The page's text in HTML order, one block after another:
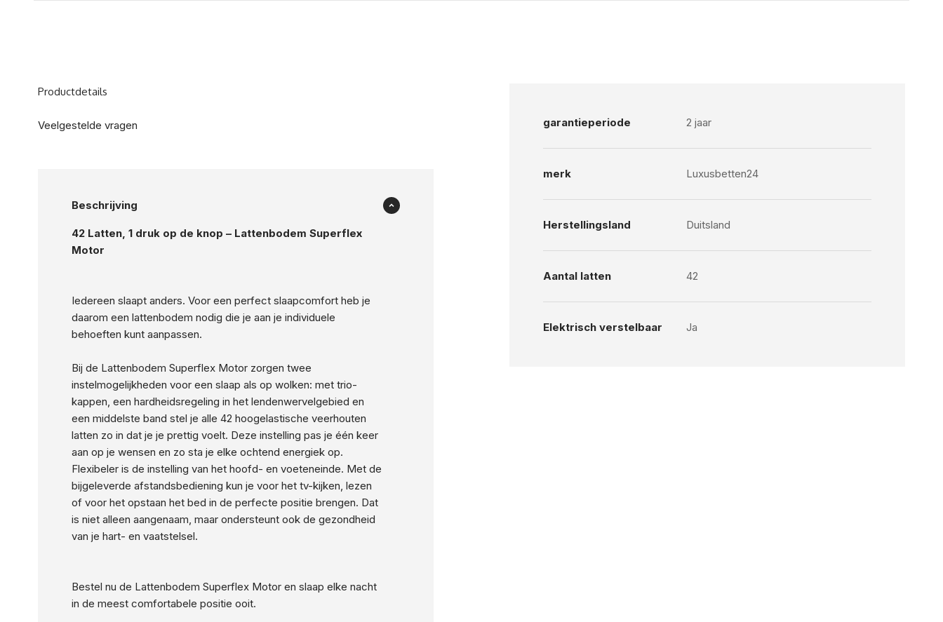
Productdetails
Veelgestelde vragen
Beschrijving
42 Latten, 1 druk op de knop – Lattenbodem Superflex
Motor
Iedereen slaapt anders. Voor een perfect slaapcomfort heb je
daarom een lattenbodem nodig die je aan je individuele
behoeften kunt aanpassen.
Bij de Lattenbodem Superflex Motor zorgen twee
instelmogelijkheden voor een slaap als op wolken: met trio-
kappen, een hardheidsregeling in het lendenwervelgebied en
een middelste band stel je alle 42 hoogelastische veerhouten
latten zo in dat je je prettig voelt. Deze instelling pas je één keer
aan op je wensen en zo sta je elke ochtend energiek op.
Flexibeler is de instelling van het hoofd- en voeteneinde. Met de
bijgeleverde afstandsbediening kun je voor het tv-kijken, lezen
of voor het opstaan het bed in de perfecte positie brengen. Dat
is niet alleen aangenaam, maar ondersteunt ook de gezondheid
van je hart- en vaatstelsel.
Bestel nu de Lattenbodem Superflex Motor en slaap elke nacht
in de meest comfortabele positie ooit.
garantieperiode 2 jaar
merk Luxusbetten24
Herstellingsland Duitsland
Aantal latten 42
Elektrisch verstelbaar Ja